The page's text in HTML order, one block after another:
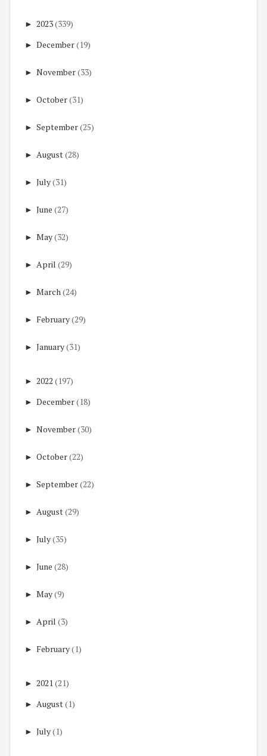
► 2023(339)
► December(19)
► November(33)
► October(31)
► September(25)
► August(28)
► July(31)
► June (27)
► May(32)
► April (29)
► March(24)
► February(29)
► January(31)
► 2022 (197)
► December(18)
► November(30)
► October(22)
► September(22)
► August(29)
► July(35)
► June (28)
► May(9)
► April (3)
► February(1)
► 2021 (21)
► August(1)
► July(1)